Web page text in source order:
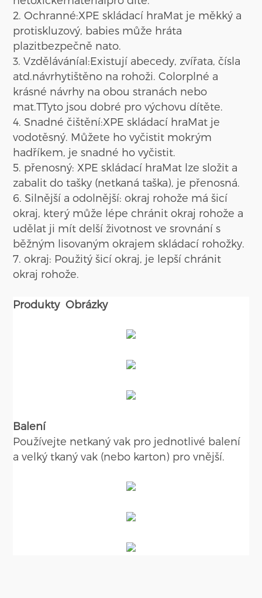
2. Ochranné:XPE skládací hraMat je měkký a
protiskluzový babies může hráta
plazitbezpečně nato
3. Vzděláváníal:Existují abecedy, zvířata, čísla
atd. návrhytištěno na rohoži. Colorplné a
krásné návrhy na obou stranách nebo
mat.TTyto jsou dobré pro výchovu dítěte.
4. Snadné čištění:XPE skládací hraMat je
vodotěsný. Můžete ho vyčistit mokrým
hadříkem, je snadné ho vyčistit.
5. přenosný: XPE skládací hraMat lze složit a
zabalit do tašky (netkaná taška), je přenosná.
6. Silnější a odolnější: okraj rohože má šicí
okraj, který může lépe chránit okraj rohože a
udělat ji mít delší životnost ve srovnání s
běžným lisovaným okrajem skládací rohožky.
7. okraj: Použitý šicí okraj, je lepší chránit
okraj rohože.
ProduktyObrázky
Balení
Používejte netkaný vak pro jednotlivé balení
a velký tkaný vak (nebo karton) pro vnější.